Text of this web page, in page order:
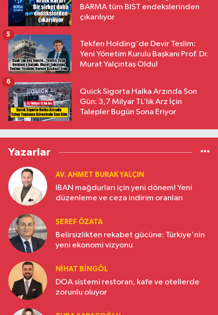
BARMA tüm BIST endekslerinden
çıkarılıyor
Tekfen Holding'de Devir Teslim:
Yeni Yönetim Kurulu Başkanı Prof. Dr.
Murat Yalçıntaş Oldu!
5
Quick Sigorta Halka Arzında Son
Gün: 3,7 Milyar TL’lik Arz İçin
Talepler Bugün Sona Eriyor
6
Yazarlar
AV. AHMET BURAK YALÇIN
IBAN mağdurları için yeni dönem! Yeni
düzenleme ve ceza indirim oranları
ŞEREF ÖZATA
Belirsizlikten rekabet gücüne: Türkiye'nin
yeni ekonomi vizyonu
NIHAT BINGÖL
DOA sistemi restoran, kafe ve otellerde
zorunlu oluyor